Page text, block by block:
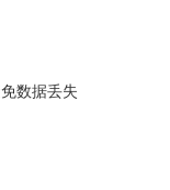
数据丢失